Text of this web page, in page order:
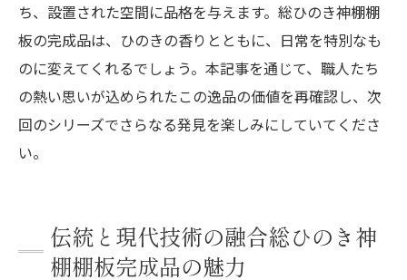
ち、設置された空間に品格を与えます。総ひのき神棚棚
板の完成品は、ひのきの香りとともに、日常を特別なも
のに変えてくれるでしょう。本記事を通じて、職人たち
の熱い思いが込められたこの逸品の価値を再確認し、次
回のシリーズでさらなる発見を楽しみにしていてくださ
い。
伝統と現代技術の融合総ひのき神
棚棚板完成品の魅力